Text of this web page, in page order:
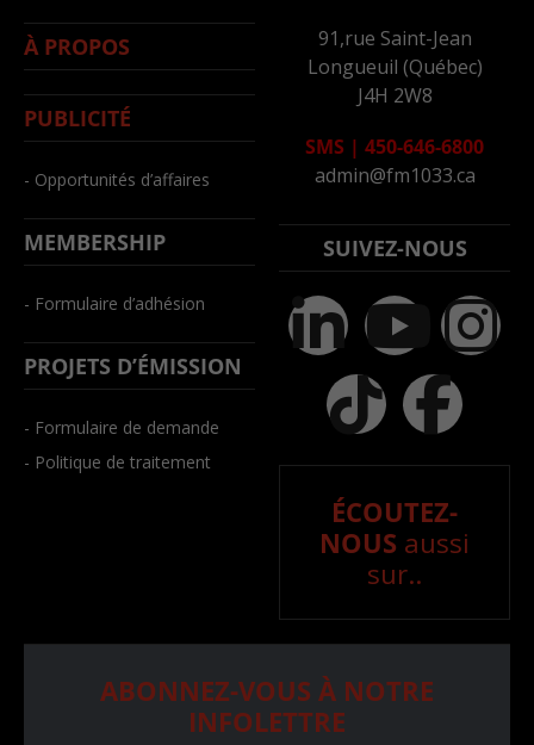
À PROPOS
PUBLICITÉ
- Opportunités d’affaires
MEMBERSHIP
- Formulaire d’adhésion
PROJETS D’ÉMISSION
- Formulaire de demande
- Politique de traitement
91,rue Saint-Jean
Longueuil (Québec)
J4H 2W8
SMS | 450-646-6800
admin@fm1033.ca
SUIVEZ-NOUS
ÉCOUTEZ-
NOUS aussi
sur..
ABONNEZ-VOUS À NOTRE
INFOLETTRE